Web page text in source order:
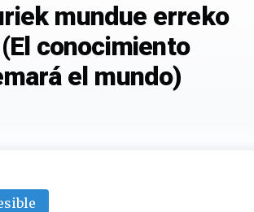
mundue erreko
conocimiento
el mundo)